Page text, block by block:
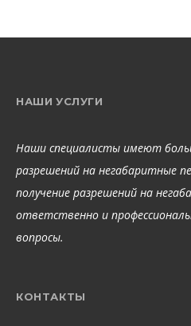
НАШИ УСЛУГИ
Наши специалисты имеют
разрешений на негабаритные
получение разрешений на
ответственно и
вопросы.
КОНТАКТЫ